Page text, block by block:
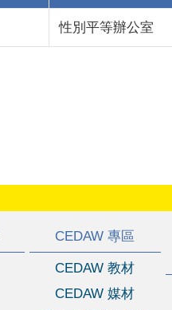
性別平等辦公室
CEDAW 專區
CEDAW 教材
CEDAW 媒材